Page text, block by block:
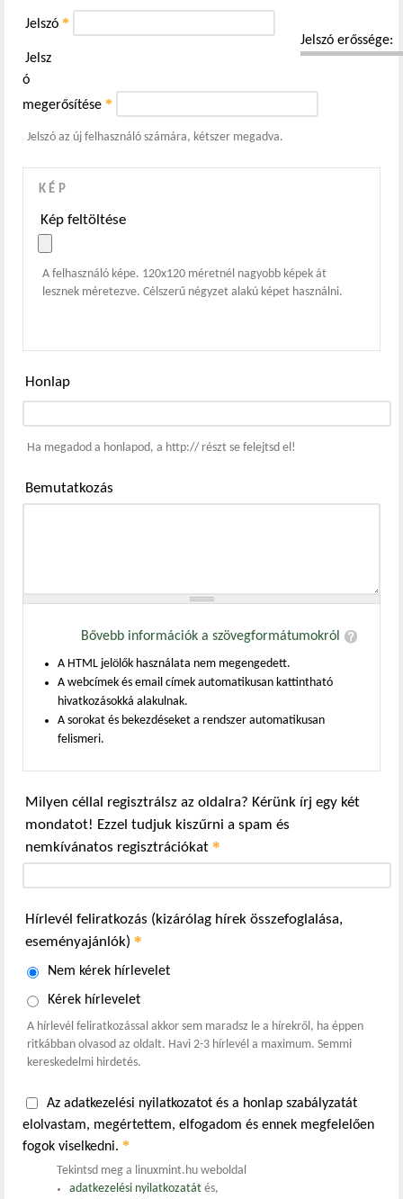
Jelszó erőssége:
Jelszó *
Jelsz
ó
megerősítése *
Jelszó az új felhasználó számára, kétszer megadva.
KÉP
Kép feltöltése
A felhasználó képe. 120x120 méretnél nagyobb képek át
lesznek méretezve. Célszerű négyzet alakú képet használni.
Honlap
Ha megadod a honlapod, a http:// részt se felejtsd el!
Bemutatkozás
Bővebb információk a szövegformátumokról
A HTML jelölők használata nem megengedett.
A webcímek és email címek automatikusan kattintható
hivatkozásokká alakulnak.
A sorokat és bekezdéseket a rendszer automatikusan
felismeri.
Milyen céllal regisztrálsz az oldalra? Kérünk írj egy két
mondatot! Ezzel tudjuk kiszűrni a spam és
nemkívánatos regisztrációkat *
Hírlevél feliratkozás (kizárólag hírek összefoglalása,
eseményajánlók) *
Nem kérek hírlevelet
Kérek hírlevelet
A hírlevél feliratkozással akkor sem maradsz le a hírekről, ha éppen
ritkábban olvasod az oldalt. Havi 2-3 hírlevél a maximum. Semmi
kereskedelmi hirdetés.
Az adatkezelési nyilatkozatot és a honlap szabályzatát
elolvastam, megértettem, elfogadom és ennek megfelelően
fogok viselkedni. *
Tekintsd meg a linuxmint.hu weboldal
adatkezelési nyilatkozatátés,